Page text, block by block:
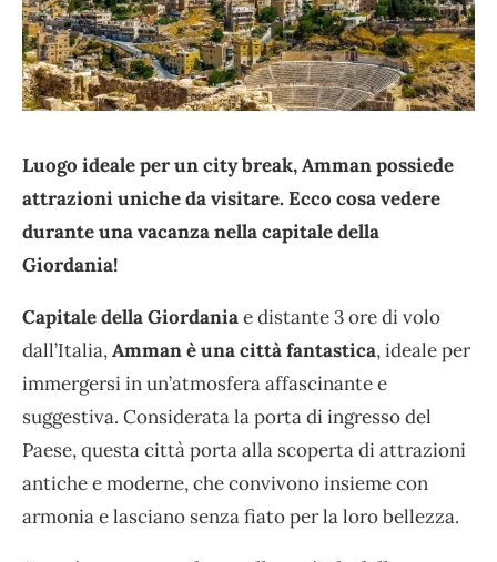
Luogo ideale per un city break, Amman possiede
attrazioni uniche da visitare. Ecco cosa vedere
durante una vacanza nella capitale della
Giordania!
Capitale della Giordaniae distante 3 ore di volo
dall’Italia,Amman è una città fantastica, ideale per
immergersi in un’atmosfera affascinante e
suggestiva. Considerata la porta di ingresso del
Paese, questa città porta alla scoperta di attrazioni
antiche e moderne, che convivono insieme con
armonia e lasciano senza fiato per la loro bellezza.